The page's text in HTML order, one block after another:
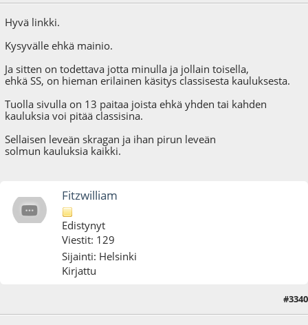
Hyvä linkki.
Kysyvälle ehkä mainio.
Ja sitten on todettava jotta minulla ja jollain toisella,
ehkä SS, on hieman erilainen käsitys classisesta kauluksesta.
Tuolla sivulla on 13 paitaa joista ehkä yhden tai kahden
kauluksia voi pitää classisina.
Sellaisen leveän skragan ja ihan pirun leveän
solmun kauluksia kaikki.
Fitzwilliam
Edistynyt
Viestit: 129
Sijainti: Helsinki
Kirjattu
#3340